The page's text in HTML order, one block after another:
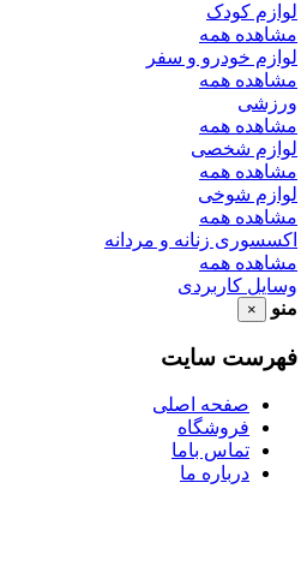
لوازم کودک
مشاهده همه
لوازم خودرو و سفر
مشاهده همه
ورزشی
مشاهده همه
لوازم شخصی
مشاهده همه
لوازم شوخی
مشاهده همه
اکسسوری زنانه و مردانه
مشاهده همه
وسایل کاربردی
منو
×
فهرست سایت
صفحه اصلی
فروشگاه
تماس باما
درباره ما